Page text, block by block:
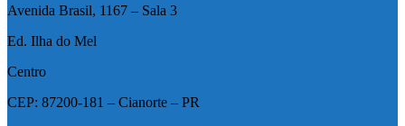
Avenida Brasil, 1167 – Sala 3
Ed. Ilha do Mel
Centro
CEP: 87200-181 – Cianorte – PR